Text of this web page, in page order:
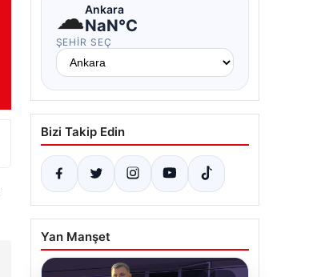
☁Ankara
NaN°C
ŞEHIR SEÇ
Bizi Takip Edin
Yan Manşet